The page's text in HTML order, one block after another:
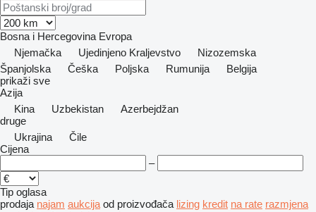
Bosna i Hercegovina Evropa
Njemačka
Ujedinjeno Kraljevstvo
Nizozemska
Španjolska
Češka Poljska Rumunija
Belgija
prikaži sve
Azija
Kina
Uzbekistan
Azerbejdžan
druge
Ukrajina
Čile
Cijena
–
Tip oglasa
prodaja najam aukcija od proizvođača lizing kredit na rate razmjena